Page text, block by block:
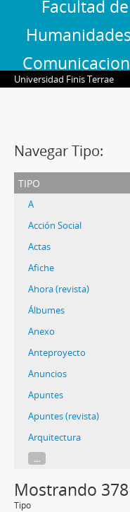
Facultad de
Universidad Finis Terrae
Navegar Tipo:
tipo
A
Acción Social
Actas
Afiche
Ahora (revista)
Álbumes
Anexo
Anteproyecto
Anuncios
Apuntes
Apuntes (revista)
Arquitectura
...
Mostrando
Tipo